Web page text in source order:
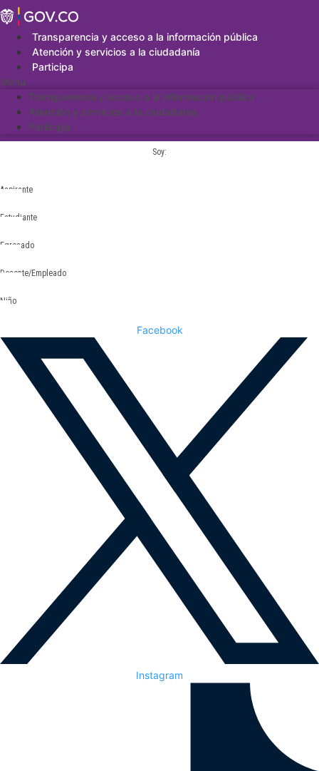
Saltar
al
contenidoTransparencia y acceso a la información pública
Atención y servicios a la ciudadanía
Participa
Menu
Transparencia y acceso a la información pública
Atención y servicios a la ciudadanía
Participa
Soy:
Aspirante
Estudiante
Egresado
Docente/Empleado
Niño
Facebook
Instagram